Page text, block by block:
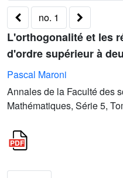
no. 1
L'orthogonalité et les
d'ordre supérieur à
Pascal Maroni
Annales de la Faculté des
Mathématiques, Série 5,